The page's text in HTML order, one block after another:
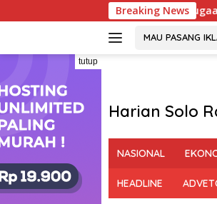
ke
Breaking News
Dugaan Penimbunan BBM Solar
MAU PASANG
tutup
Harian Solo
Tegas
Bermartabat
NASIONAL
HEADLINE